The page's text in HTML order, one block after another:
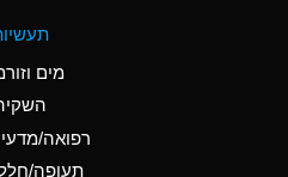
Ammonium Hydroxide
מים
רפואה/
תעופה/